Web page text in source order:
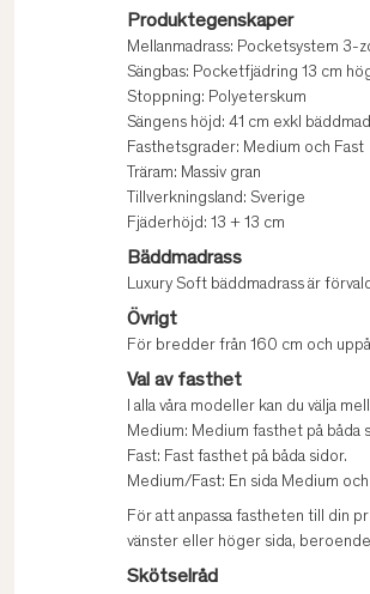
Produktegenskaper
Mellanmadrass: Pocketsystem 3-
Sängbas: Pocketfjädring 13 cm
Stoppning: Polyeterskum
Sängens höjd: 41 cm exkl
Fasthetsgrader: Medium och Fast
Träram: Massiv gran
Tillverkningsland: Sverige
Fjäderhöjd: 13 + 13 cm
Bäddmadrass
Luxury Soft bäddmadrass är
Övrigt
För bredder från 160 cm och
Val av fasthet
I alla våra modeller kan du välja
Medium: Medium fasthet på båda
Fast: Fast fasthet på båda sidor.
Medium/Fast: En sida Medium
För att anpassa fastheten till din
vänster eller höger sida,
Skötselråd